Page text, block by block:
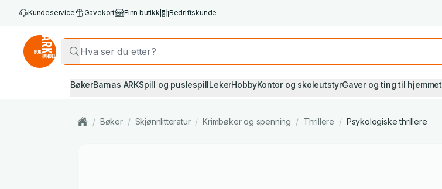
Kundeservice Gavekort Finn butikk Bedriftskunde
BøkerBarnas ARKSpill og puslespillLekerHobbyKontor og skoleutstyrGaver og ting til hjemmet
/ Bøker / Skjønnlitteratur / Krimbøker og spenning / Thrillere / Psykologiske thrillere